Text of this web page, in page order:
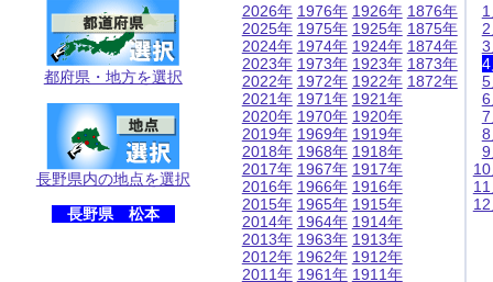
都府県・地方を選択
長野県内の地点を選択
長野県 松本
2026年
2025年
2024年
2023年
2022年
2021年
2020年
2019年
2018年
2017年
2016年
2015年
2014年
2013年
2012年
2011年
1976年
1975年
1974年
1973年
1972年
1971年
1970年
1969年
1968年
1967年
1966年
1965年
1964年
1963年
1962年
1961年
1926年
1925年
1924年
1923年
1922年
1921年
1920年
1919年
1918年
1917年
1916年
1915年
1914年
1913年
1912年
1911年
1876年
1875年
1874年
1873年
1872年